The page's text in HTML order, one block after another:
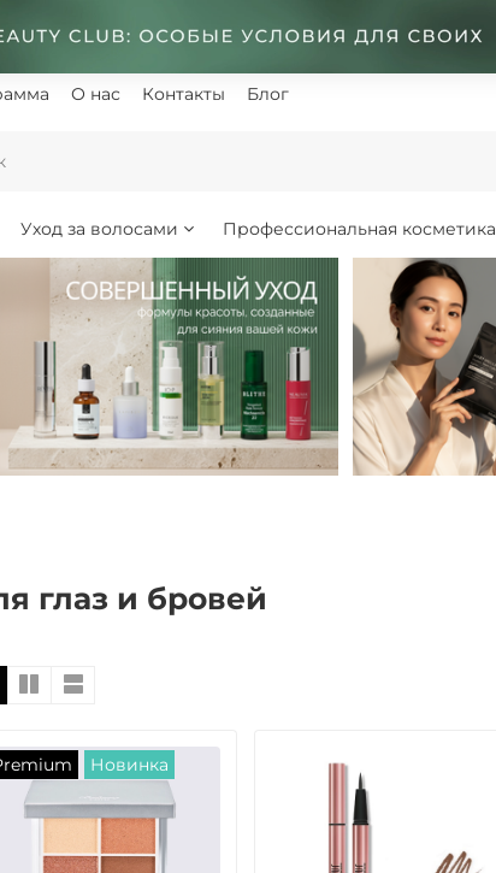
О нас Контакты Блог
Уход за волосами Профессиональная косметика
глаз и бровей
Новинка